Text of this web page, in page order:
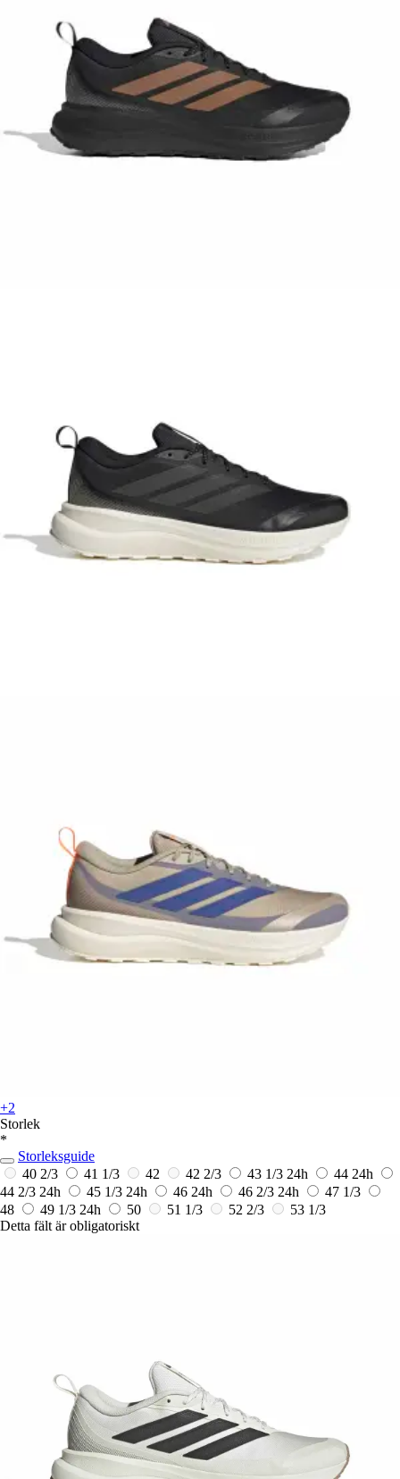
+2
Storlek
*
Storleksguide
40 2/3
41 1/3 42 42 2/3 43 1/3 24h 44 24h
44 2/3 24h 45 1/3 24h 46 24h 46 2/3 24h
47 1/3
48
49 1/3 24h 50 51 1/3 52 2/3
53 1/3
Detta fält är obligatoriskt